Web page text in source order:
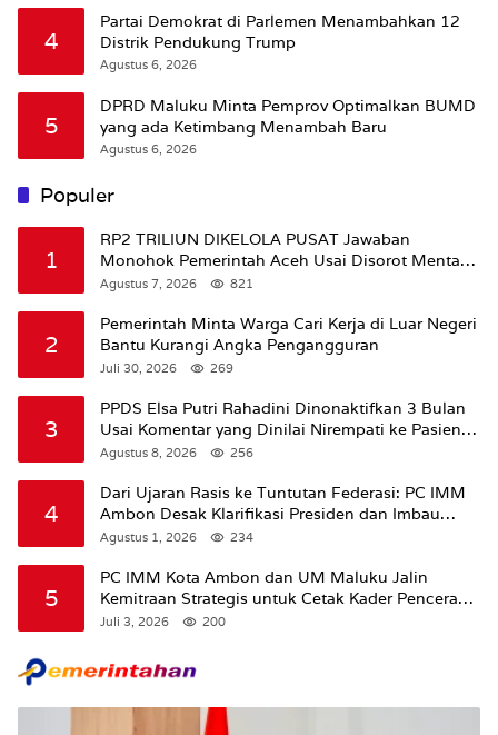
4
Partai Demokrat di Parlemen Menambahkan 12
Distrik Pendukung Trump
Agustus 6, 2026
5
DPRD Maluku Minta Pemprov Optimalkan BUMD
yang ada Ketimbang Menambah Baru
Agustus 6, 2026
Populer
1
RP2 TRILIUN DIKELOLA PUSAT Jawaban
Monohok Pemerintah Aceh Usai Disorot Mentan
Amran Soal Dana Pertanian
Agustus 7, 2026 821
2
Pemerintah Minta Warga Cari Kerja di Luar Negeri
Bantu Kurangi Angka Pengangguran
Juli 30, 2026 269
3
PPDS Elsa Putri Rahadini Dinonaktifkan 3 Bulan
Usai Komentar yang Dinilai Nirempati ke Pasien
BPJS
Agustus 8, 2026 256
4
Dari Ujaran Rasis ke Tuntutan Federasi: PC IMM
Ambon Desak Klarifikasi Presiden dan Imbau
Tunda Pengibaran Bendera Merah Putih Di
Agustus 1, 2026 234
5
PC IMM Kota Ambon dan UM Maluku Jalin
Kemitraan Strategis untuk Cetak Kader Pencerah
Bangsa “Membangun Peradaban dari Kampus”
Juli 3, 2026 200